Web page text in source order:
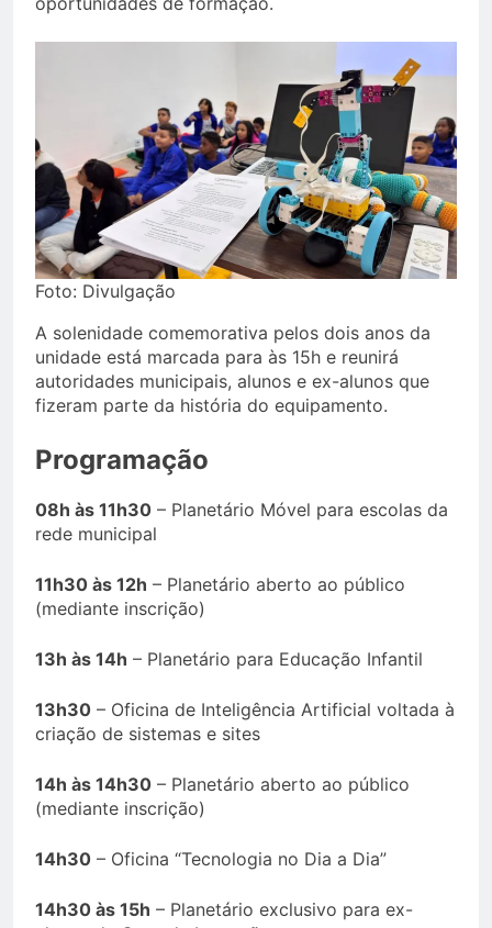
Foto: Divulgação
A solenidade comemorativa pelos dois anos da
unidade está marcada para às 15h e reunirá
autoridades municipais, alunos e ex-alunos que
fizeram parte da história do equipamento.
Programação
08h às 11h30 – Planetário Móvel para escolas da
rede municipal
11h30 às 12h – Planetário aberto ao público
(mediante inscrição)
13h às 14h – Planetário para Educação Infantil
13h30 – Oficina de Inteligência Artificial voltada à
criação de sistemas e sites
14h às 14h30 – Planetário aberto ao público
(mediante inscrição)
14h30 – Oficina “Tecnologia no Dia a Dia”
14h30 às 15h – Planetário exclusivo para ex-